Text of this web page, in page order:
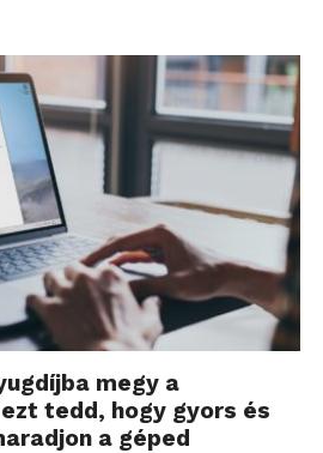
megy a
tedd, hogy gyors és
a géped